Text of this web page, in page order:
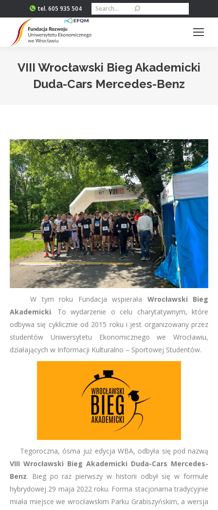
tel. 605 935 504 Szukaj:
VIII Wrocławski Bieg Akademicki
Duda-Cars Mercedes-Benz
W tym roku Fundacja wspierała Wrocławski Bieg
Akademicki. To wydarzenie o celu charytatywnym, które
odbywa się cyklicznie od 2015 roku i jest organizowany przez
studentów Uniwersytetu Ekonomicznego we Wrocławiu,
działających w Informacji Kulturalno – Sportowej Studentów.
Tegoroczna, ósma już edycja WBA, odbyła się pod nazwą
VIII Wrocławski Bieg Akademicki Duda-Cars Mercedes-
Benz. Bieg po raz pierwszy w historii odbył się w formule
hybrydowej 29 maja 2022 roku. Forma stacjonarna tradycyjnie
miała miejsce we wrocławskim Parku Grabiszyńskim, a wersja